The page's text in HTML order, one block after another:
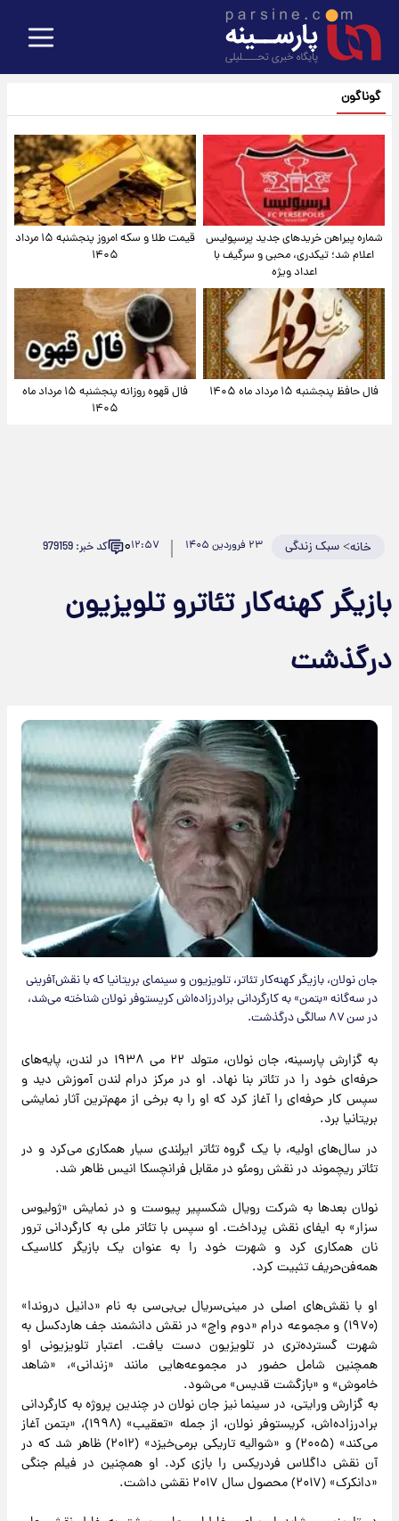
گوناگون
شماره پیراهن خریدهای جدید پرسپولیس
اعلام شد؛ تیکدری، محبی و سرگیف با
اعداد ویژه
قیمت طلا و سکه امروز پنجشنبه ۱۵ مرداد
۱۴۰۵
فال حافظ پنجشنبه ۱۵ مرداد ماه ۱۴۰۵
فال قهوه روزانه پنجشنبه ۱۵ مرداد ماه
۱۴۰۵
خانه>سبک زندگی ۲۳ فروردین ۱۴۰۵ ۱۲:۵۷۰ کد خبر: 979159
بازیگر کهنه‌کار تئاترو تلویزیون
درگذشت
جان نولان، بازیگر کهنه‌کار تئاتر، تلویزیون و سینمای بریتانیا که با نقش‌آفرینی
در سه‌گانه «بتمن» به کارگردانی برادرزاده‌اش کریستوفر نولان شناخته می‌شد،
در سن ۸۷ سالگی درگذشت.
به گزارش پارسینه، جان نولان، متولد ۲۲ می ۱۹۳۸ در لندن، پایه‌های
حرفه‌ای خود را در تئاتر بنا نهاد. او در مرکز درام لندن آموزش دید و
سپس کار حرفه‌ای را آغاز کرد که او را به برخی از مهم‌ترین آثار نمایشی
بریتانیا برد.
در سال‌های اولیه، با یک گروه تئاتر ایرلندی سیار همکاری می‌کرد و در
تئاتر ریچموند در نقش رومئو در مقابل فرانچسکا انیس ظاهر شد.
نولان بعدها به شرکت رویال شکسپیر پیوست و در نمایش «ژولیوس
سزار» به ایفای نقش پرداخت. او سپس با تئاتر ملی به کارگردانی ترور
نان همکاری کرد و شهرت خود را به عنوان یک بازیگر کلاسیک
همه‌فن‌حریف تثبیت کرد.
او با نقش‌های اصلی در مینی‌سریال بی‌بی‌سی به نام «دانیل دروندا»
(۱۹۷۰) و مجموعه درام «دوم واچ» در نقش دانشمند جف هاردکسل به
شهرت گسترده‌تری در تلویزیون دست یافت. اعتبار تلویزیونی او
همچنین شامل حضور در مجموعه‌هایی مانند «زندانی»، «شاهد
خاموش» و «بازگشت قدیس» می‌شود.
به گزارش ورایتی، در سینما نیز جان نولان در چندین پروژه به کارگردانی
برادرزاده‌اش، کریستوفر نولان، از جمله «تعقیب» (۱۹۹۸)، «بتمن آغاز
می‌کند» (۲۰۰۵) و «شوالیه تاریکی برمی‌خیزد» (۲۰۱۲) ظاهر شد که در
آن نقش داگلاس فردریکس را بازی کرد. او همچنین در فیلم جنگی
«دانکرک» (۲۰۱۷) محصول سال ۲۰۱۷ نقشی داشت.